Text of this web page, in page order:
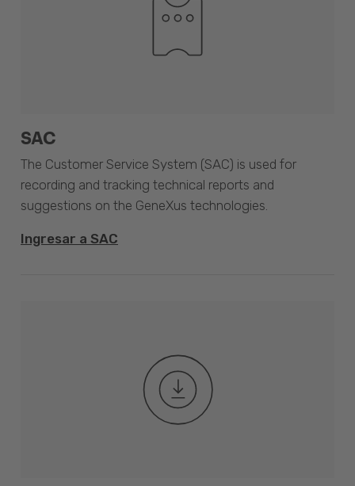
SAC
The Customer Service System (SAC) is used for
recording and tracking technical reports and
suggestions on the GeneXus technologies.
Ingresar a SAC